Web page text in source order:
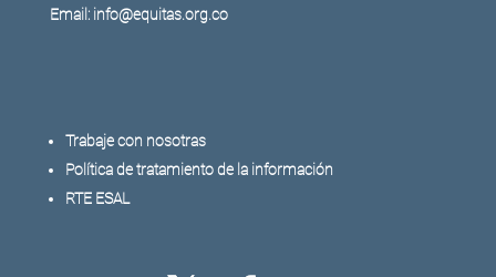
Email: info@equitas.org.co
Trabaje con nosotras
Política de tratamiento de la información
RTE ESAL